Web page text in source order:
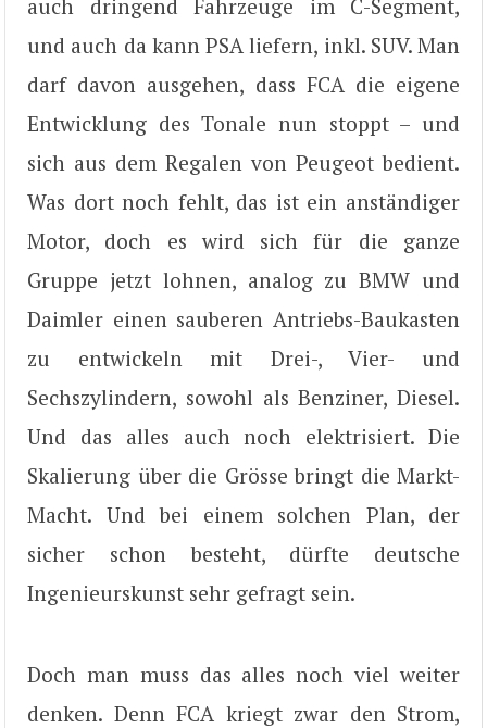
auch dringend Fahrzeuge im C-Segment,
und auch da kann PSA liefern, inkl. SUV. Man
darf davon ausgehen, dass FCA die eigene
Entwicklung des Tonale nun stoppt – und
sich aus dem Regalen von Peugeot bedient.
Was dort noch fehlt, das ist ein anständiger
Motor, doch es wird sich für die ganze
Gruppe jetzt lohnen, analog zu BMW und
Daimler einen sauberen Antriebs-Baukasten
zu entwickeln mit Drei-, Vier- und
Sechszylindern, sowohl als Benziner, Diesel.
Und das alles auch noch elektrisiert. Die
Skalierung über die Grösse bringt die Markt-
Macht. Und bei einem solchen Plan, der
sicher schon besteht, dürfte deutsche
Ingenieurskunst sehr gefragt sein.
Doch man muss das alles noch viel weiter
denken. Denn FCA kriegt zwar den Strom,